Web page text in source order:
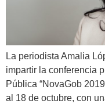
La periodista Amalia
impartir la conferencia
Pública “NovaGob
al 18 de octubre, con